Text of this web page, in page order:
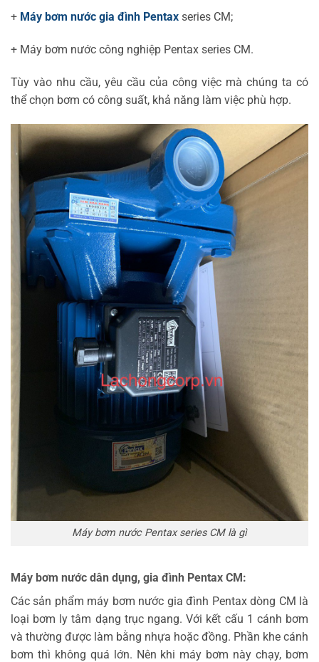
+ Máy bơm nước gia đình Pentax series CM;
+ Máy bơm nước công nghiệp Pentax series CM.
Tùy vào nhu cầu, yêu cầu của công việc mà chúng ta có
thể chọn bơm có công suất, khả năng làm việc phù hợp.
Máy bơm nước Pentax series CM là gì
Máy bơm nước dân dụng, gia đình Pentax CM:
Các sản phẩm máy bơm nước gia đình Pentax dòng CM là
loại bơm ly tâm dạng trục ngang. Với kết cấu 1 cánh bơm
và thường được làm bằng nhựa hoặc đồng. Phần khe cánh
bơm thì không quá lớn. Nên khi máy bơm này chạy, bơm